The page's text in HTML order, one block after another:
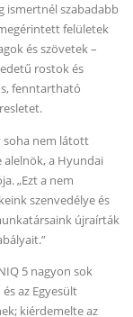
szabadabb
felületek
és szövetek –
rostok és
fenntartható
soha nem látott
alelnök, a Hyundai
„Ezt a nem
szenvedélye és
újraírták
5 nagyon sok
az Egyesült
kiérdemelte az